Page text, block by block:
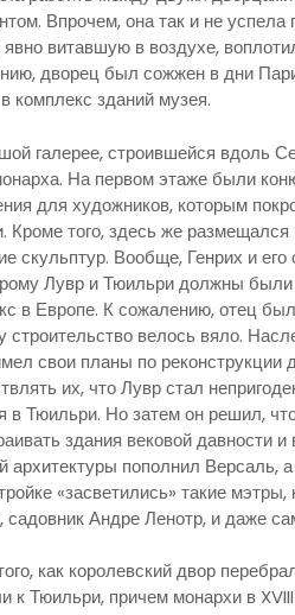
Впрочем, она так и не
явно витавшую в воздухе,
дворец был сожжен в дни
комплекс зданий музея.
галерее, строившейся вдоль
На первом этаже были
для художников, которым
Кроме того, здесь же размещался
скульптур. Вообще, Генрих и
Лувр и Тюильри должны
в Европе. К сожалению, отец
строительство велось вяло.
свои планы по реконструкции
их, что Лувр стал
в Тюильри. Но затем он решил,
здания вековой давности
архитектуры пополнил Версаль,
«засветились» такие
садовник Андре Ленотр, и даже
как королевский двор
к Тюильри, причем монархи в